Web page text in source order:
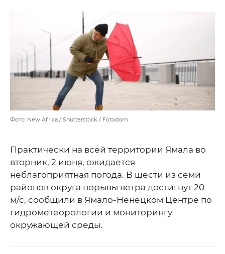
Фото: New Africa / Shutterstock / Fotodom
Практически на всей территории Ямала во
вторник, 2 июня, ожидается
неблагоприятная погода. В шести из семи
районов округа порывы ветра достигнут 20
м/с, сообщили в Ямало-Ненецком Центре по
гидрометеорологии и мониторингу
окружающей среды.